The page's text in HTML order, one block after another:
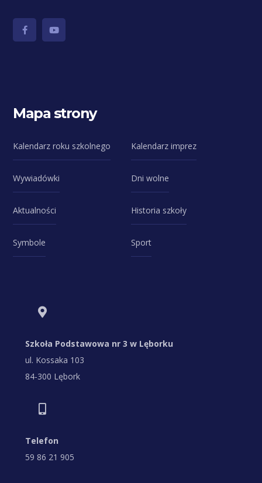
Mapa strony
Kalendarz roku szkolnego Kalendarz imprez
Wywiadówki Dni wolne
Aktualności Historia szkoły
Symbole Sport
Szkoła Podstawowa nr 3 w Lęborku
ul. Kossaka 103
84-300 Lębork
Telefon
59 86 21 905